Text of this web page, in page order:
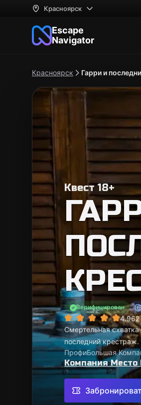
Красноярск
Escape
Navigator
Красноярск Гарри и
Квест 18+
Верифицирован
4.962
Смертельная
последний крестраж.
ПрофиБольшая
Компания Место